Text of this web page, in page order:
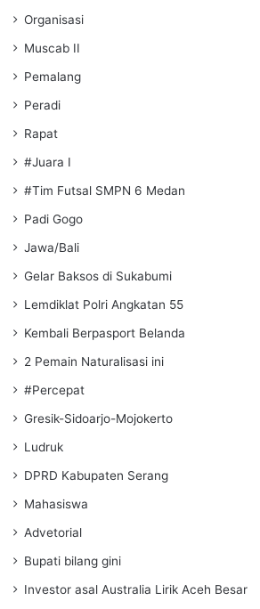
Organisasi
Muscab II
Pemalang
Peradi
Rapat
#Juara I
#Tim Futsal SMPN 6 Medan
Padi Gogo
Jawa/Bali
Gelar Baksos di Sukabumi
Lemdiklat Polri Angkatan 55
Kembali Berpasport Belanda
2 Pemain Naturalisasi ini
#Percepat
Gresik-Sidoarjo-Mojokerto
Ludruk
DPRD Kabupaten Serang
Mahasiswa
Advetorial
Bupati bilang gini
Investor asal Australia Lirik Aceh Besar